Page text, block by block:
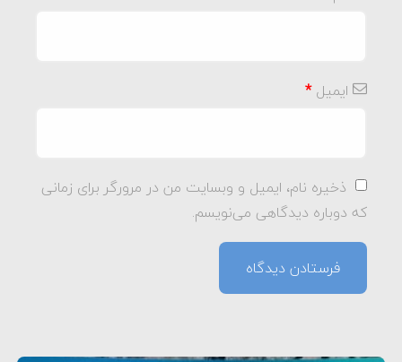
ایمیل*
ذخیره نام، ایمیل و وبسایت من در مرورگر برای زمانی
که دوباره دیدگاهی می‌نویسم.